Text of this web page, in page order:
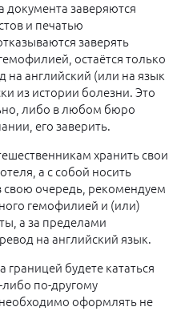
документа заверяются
и печатью
заверять
остаётся только
на английский (или на язык
из истории болезни. Это
либо в любом бюро
его заверить.
хранить свои
а с собой носить
очередь, рекомендуем
гемофилией и (или)
а за пределами
на английский язык.
границей будете кататься
по-другому
оформлять не